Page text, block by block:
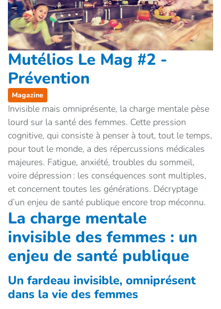
Mutélios Le Mag #2 -
Prévention
Magazine
Invisible mais omniprésente, la charge mentale pèse
lourd sur la santé des femmes. Cette pression
cognitive, qui consiste à penser à tout, tout le temps,
pour tout le monde, a des répercussions médicales
majeures. Fatigue, anxiété, troubles du sommeil,
voire dépression : les conséquences sont multiples,
et concernent toutes les générations. Décryptage
d’un enjeu de santé publique encore trop méconnu.
La charge mentale
invisible des femmes : un
enjeu de santé publique
Un fardeau invisible, omniprésent
dans la vie des femmes